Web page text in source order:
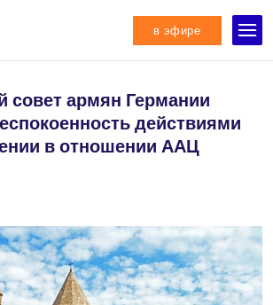
в эфире
совет армян Германии
действиями
в отношении ААЦ